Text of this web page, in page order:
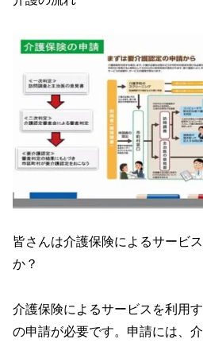
皆さんは介護保険によるサービ
か？
介護保険によるサービスを利用
の申請が必要です。申請には、